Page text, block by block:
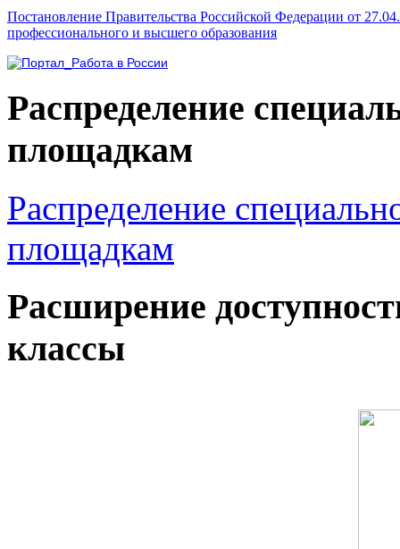
Постановление Правительства Российской Федерации от
профессионального и высшего образования
Распределение
площадкам
Распределение
площадкам
Расширение
классы